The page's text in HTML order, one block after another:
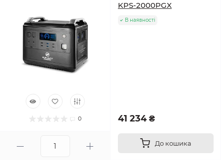
0
KPS-2000PGX
В наявності
41 234 ₴
До кошика